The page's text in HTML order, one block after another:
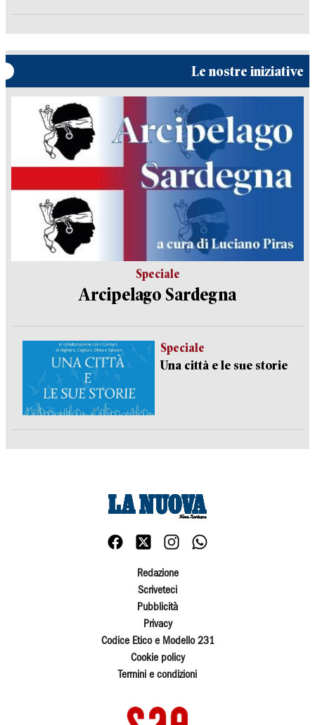
Le nostre iniziative
Speciale
Arcipelago Sardegna
Speciale
Una città e le sue storie
Redazione
Scriveteci
Pubblicità
Privacy
Codice Etico e Modello 231
Cookie policy
Termini e condizioni